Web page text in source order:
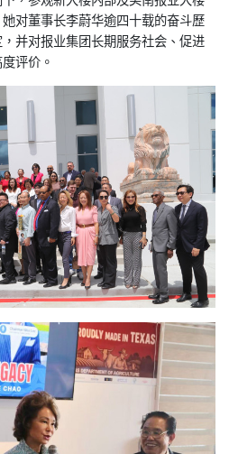
她对董事长李蔚华逾四十载的奋斗歷
并对报业集团长期服务社会、 促进
评价。